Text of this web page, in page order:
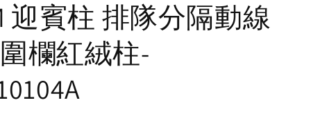
迎賓柱 排隊分隔動線
欄紅絨柱-